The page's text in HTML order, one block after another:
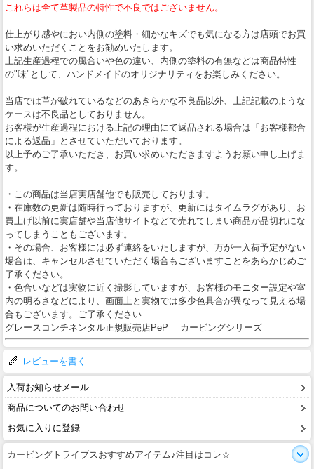
これらは全て革製品の特性で不良ではございません。
仕上がり感やにおい内側の塗料・細かなキズでも気になる方は店頭でお買
い求めいただくことをお勧めいたします。
上記生産過程での風合いや色の違い、内側の塗料の有無などは商品特性
の"味"として、ハンドメイドのオリジナリティをお楽しみください。
当店では革が破れているなどのあきらかな不良品以外、上記記載のような
ケースは不良品としておりません。
お客様が生産過程における上記の理由にて返品される場合は「お客様都合
による返品」とさせていただいております。
以上予めご了承いただき、お買い求めいただきますようお願い申し上げま
す。
・この商品は当店実店舗他でも販売しております。
・在庫数の更新は随時行っておりますが、更新にはタイムラグがあり、お
買上げ以前に実店舗や当店他サイトなどで売れてしまい商品が品切れにな
ってしまうこともございます。
・その場合、お客様には必ず連絡をいたしますが、万が一入荷予定がない
場合は、キャンセルさせていただく場合もございますことをあらかじめご
了承ください。
・色合いなどは実物に近く撮影していますが、お客様のモニター設定や室
内の明るさなどにより、画面上と実物では多少色具合が異なって見える場
合もございます。ご了承ください
グレースコンチネンタル正規販売店PeP カービングシリーズ
レビューを書く
入荷お知らせメール
商品についてのお問い合わせ
お気に入りに登録
カービングトライブスおすすめアイテム♪注目はコレ☆